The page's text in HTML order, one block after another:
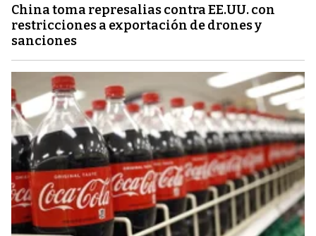
China toma represalias contra EE.UU. con
restricciones a exportación de drones y
sanciones